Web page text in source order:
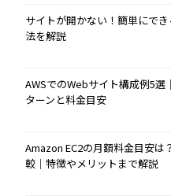
サイトが開かない！簡単にで
法を解説
AWSでのWebサイト構成例5選
ターンと料金目安
Amazon EC2の月額料金目安は
較｜特徴やメリットまで解説